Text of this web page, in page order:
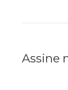
Assine